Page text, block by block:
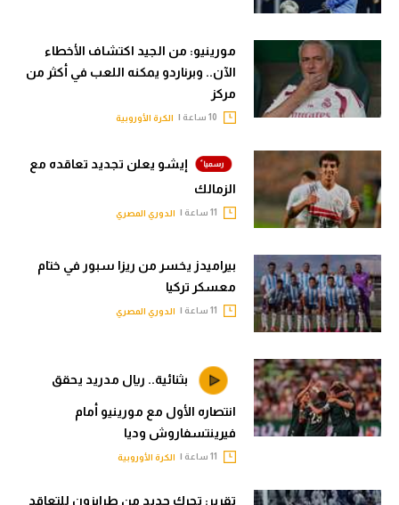
مورينيو: من الجيد اكتشاف الأخطاء
الآن.. وبرناردو يمكنه اللعب في أكثر من
مركز
الكرة الأوروبية
إيشو يعلن تجديد تعاقده مع
الزمالك
الدوري المصري
بيراميدز يخسر من ريزا سبور في ختام
معسكر تركيا
الدوري المصري
بثنائية.. ريال مدريد يحقق
انتصاره الأول مع مورينيو أمام
فيرينتسفاروش وديا
الكرة الأوروبية
تقرير: تحرك جديد من طرابزون للتعاقد